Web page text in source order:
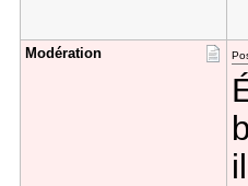
Modération